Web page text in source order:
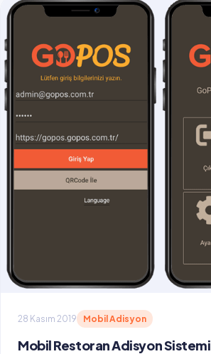
28 Kasım 2019 Mobil Adisyon
Mobil Restoran Adisyon Sistemi